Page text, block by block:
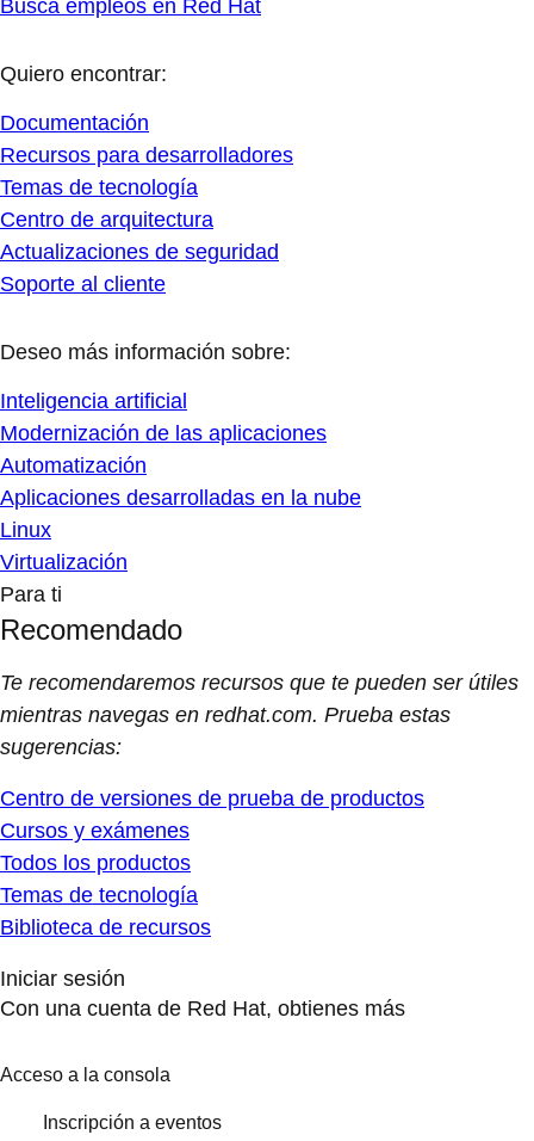
Busca empleos en Red Hat
Quiero encontrar:
Documentación
Recursos para desarrolladores
Temas de tecnología
Centro de arquitectura
Actualizaciones de seguridad
Soporte al cliente
Deseo más información sobre:
Inteligencia artificial
Modernización de las aplicaciones
Automatización
Aplicaciones desarrolladas en la nube
Linux
Virtualización
Para ti
Recomendado
Te recomendaremos recursos que te pueden ser útiles
mientras navegas en redhat.com. Prueba estas
sugerencias:
Centro de versiones de prueba de productos
Cursos y exámenes
Todos los productos
Temas de tecnología
Biblioteca de recursos
Iniciar sesión
Con una cuenta de Red Hat, obtienes más
Acceso a la consola
Inscripción a eventos